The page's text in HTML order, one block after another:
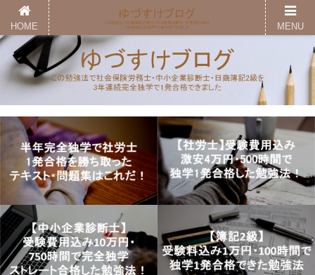
HOME MENU